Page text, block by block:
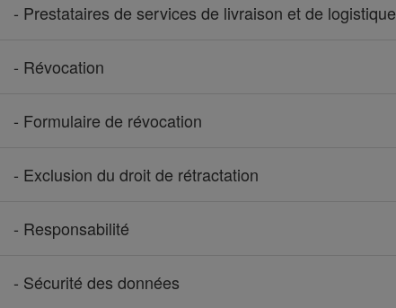
- Prestataires de services de livraison et de logistique
- Révocation
- Formulaire de révocation
- Exclusion du droit de rétractation
- Responsabilité
- Sécurité des données